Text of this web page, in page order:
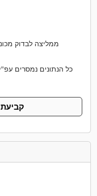
כל הנתונים נמסרים